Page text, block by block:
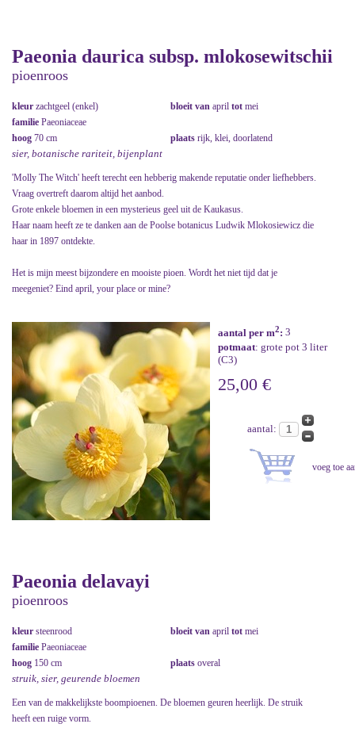
Paeonia daurica subsp. mlokosewitschii
pioenroos
kleur zachtgeel (enkel) bloeit van april tot mei
familie Paeoniaceae
hoog 70 cm plaats rijk, klei, doorlatend
sier, botanische rariteit, bijenplant
'Molly The Witch' heeft terecht een hebberig makende reputatie onder liefhebbers.
Vraag overtreft daarom altijd het aanbod.
Grote enkele bloemen in een mysterieus geel uit de Kaukasus.
Haar naam heeft ze te danken aan de Poolse botanicus Ludwik Mlokosiewicz die
haar in 1897 ontdekte.
Het is mijn meest bijzondere en mooiste pioen. Wordt het niet tijd dat je
meegeniet? Eind april, your place or mine?
aantal per m2: 3
potmaat: grote pot 3 liter
(C3)
25,00 €
aantal:
Paeonia delavayi
pioenroos
kleur steenrood bloeit van april tot mei
familie Paeoniaceae
hoog 150 cm plaats overal
struik, sier, geurende bloemen
Een van de makkelijkste boompioenen. De bloemen geuren heerlijk. De struik
heeft een ruige vorm.